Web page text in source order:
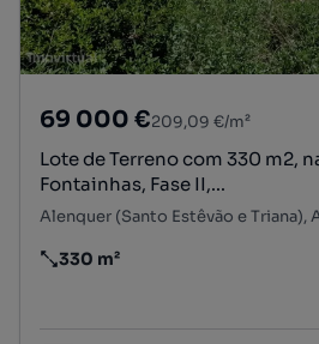
69 000 €209,09 €/m²
Lote de Terreno com 330 m2,
Fontainhas, Fase II,...
Alenquer (Santo Estêvão e Triana),
Preço por metro quadrado
330 m²